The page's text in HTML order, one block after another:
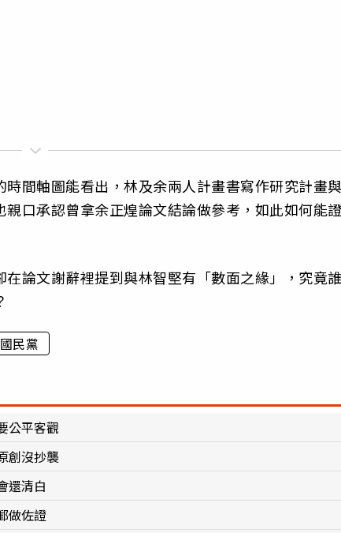
間軸圖能看出，林及余兩人計畫書寫作研究計畫
口承認曾拿余正煌論文結論做參考，如此如何能
論文謝辭裡提到與林智堅有「數面之緣」，究竟
國民黨
公平客觀
創沒抄襲
還清白
做佐證